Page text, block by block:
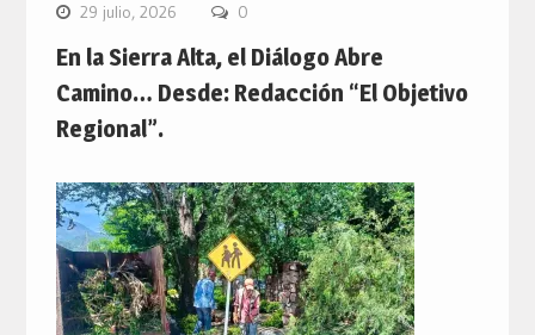
29 julio, 2026 0
En la Sierra Alta, el Diálogo Abre
Camino… Desde: Redacción “El Objetivo
Regional”.